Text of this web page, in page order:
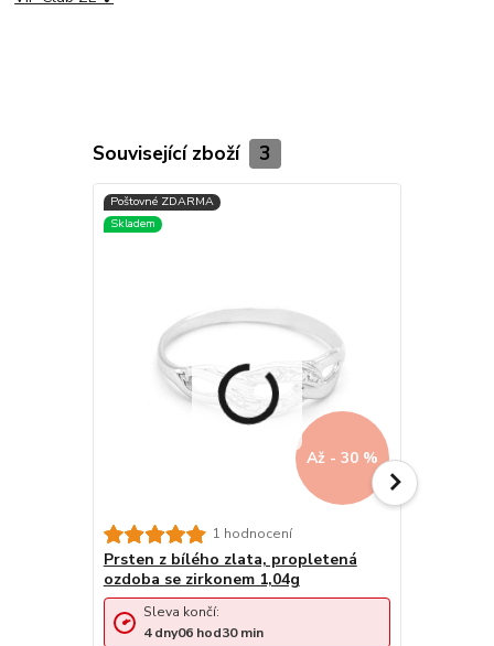
Související zboží 3
Až - 30 %
1 hodnocení
Prsten z bílého zlata, propletená
ozdoba se zirkonem 1,04g
Sleva končí:
4 dny06 hod30min